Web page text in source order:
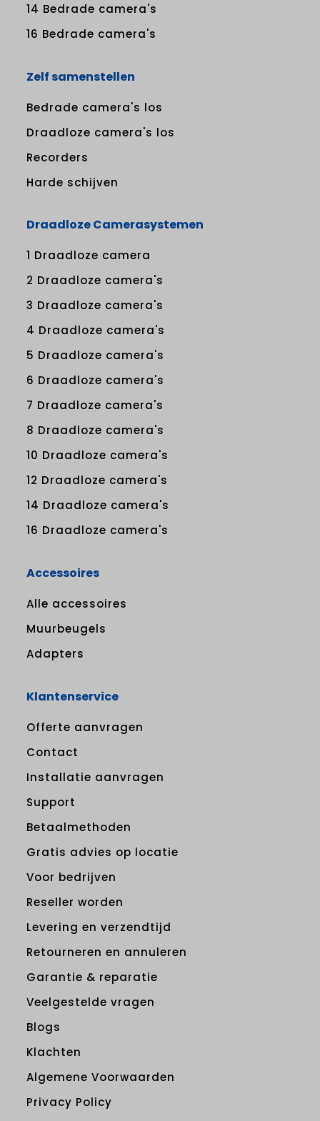
14 Bedrade camera's
16 Bedrade camera's
Zelf samenstellen
Bedrade camera's los
Draadloze camera's los
Recorders
Harde schijven
Draadloze Camerasystemen
1 Draadloze camera
2 Draadloze camera's
3 Draadloze camera's
4 Draadloze camera's
5 Draadloze camera's
6 Draadloze camera's
7 Draadloze camera's
8 Draadloze camera's
10 Draadloze camera's
12 Draadloze camera's
14 Draadloze camera's
16 Draadloze camera's
Accessoires
Alle accessoires
Muurbeugels
Adapters
Klantenservice
Offerte aanvragen
Contact
Installatie aanvragen
Support
Betaalmethoden
Gratis advies op locatie
Voor bedrijven
Reseller worden
Levering en verzendtijd
Retourneren en annuleren
Garantie & reparatie
Veelgestelde vragen
Blogs
Klachten
Algemene Voorwaarden
Privacy Policy